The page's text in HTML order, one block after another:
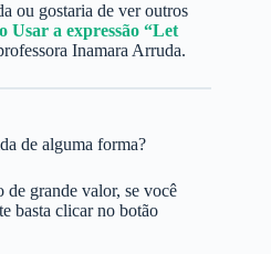
ou gostaria de ver outros
Usar a expressão “Let
Inamara Arruda.
de alguma forma?
de grande valor, se você
basta clicar no botão